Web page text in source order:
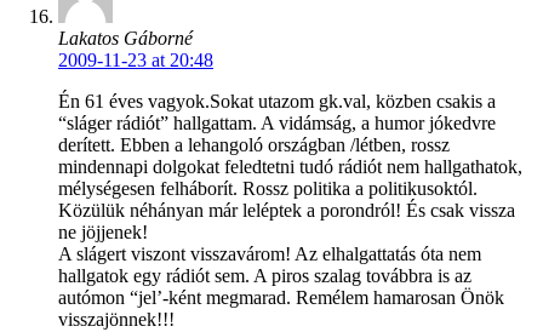
Lakatos Gáborné
2009-11-23 at 20:48
Én 61 éves vagyok.Sokat utazom gk.val, közben csakis a
“sláger rádiót” hallgattam. A vidámság, a humor jókedvre
derített. Ebben a lehangoló országban /létben, rossz
mindennapi dolgokat feledtetni tudó rádiót nem hallgathatok,
mélységesen felháborít. Rossz politika a politikusoktól.
Közülük néhányan már leléptek a porondról! És csak vissza
ne jöjjenek!
A slágert viszont visszavárom! Az elhalgattatás óta nem
hallgatok egy rádiót sem. A piros szalag továbbra is az
autómon “jel’-ként megmarad. Remélem hamarosan Önök
visszajönnek!!!